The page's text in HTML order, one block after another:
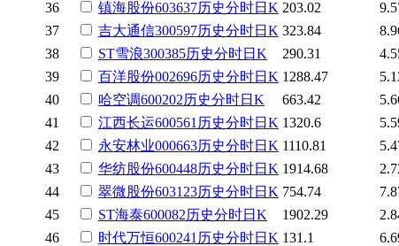
36
镇海股份603637历史分时日K 203.02
37
吉大通信300597历史分时日K 323.84
38
ST雪浪300385历史分时日K 290.31
39
百洋股份002696历史分时日K 1288.47
40
哈空调600202历史分时日K 663.42
41
江西长运600561 历史分时日K 1320.6
42
永安林业000663历史分时日K 1110.81
43
华纺股份600448历史分时日K 1914.68
44
翠微股份603123历史分时日K 754.74
45
ST海泰600082历史分时日K 1902.29
46
时代万恒600241 历史分时日K 131.1